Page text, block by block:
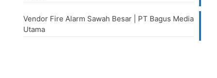
Vendor Fire Alarm Sawah Besar | PT Bagus Media
Utama